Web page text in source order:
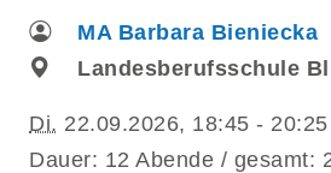
MA Barbara Bieniecka
Landesberufsschule
Di. 22.09.2026, 18:45 -
Dauer: 12 Abende / gesamt: